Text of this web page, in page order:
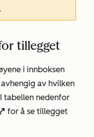
.
tillegget
i innboksen
av hvilken
tabellen nedenfor
for å se tillegget